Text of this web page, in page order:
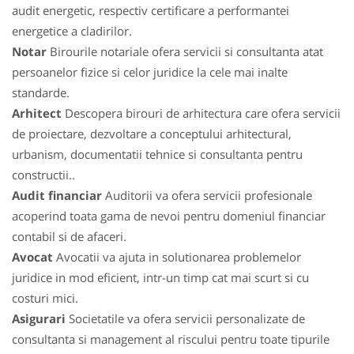
audit energetic, respectiv certificare a performantei
energetice a cladirilor.
Notar Birourile notariale ofera servicii si consultanta atat
persoanelor fizice si celor juridice la cele mai inalte
standarde.
Arhitect Descopera birouri de arhitectura care ofera servicii
de proiectare, dezvoltare a conceptului arhitectural,
urbanism, documentatii tehnice si consultanta pentru
constructii..
Audit financiar Auditorii va ofera servicii profesionale
acoperind toata gama de nevoi pentru domeniul financiar
contabil si de afaceri.
Avocat Avocatii va ajuta in solutionarea problemelor
juridice in mod eficient, intr-un timp cat mai scurt si cu
costuri mici.
Asigurari Societatile va ofera servicii personalizate de
consultanta si management al riscului pentru toate tipurile